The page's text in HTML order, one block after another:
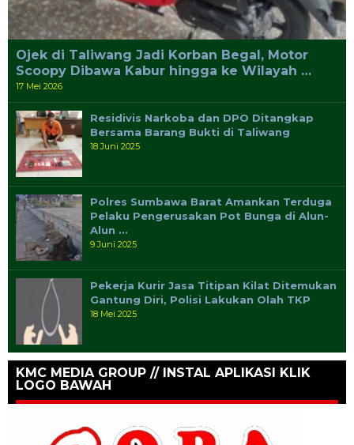
Ojek di Taliwang Jadi Korban Begal, Motor
Scoopy Dibawa Kabur hingga ke Wilayah …
17 Mei 2026
Residivis Narkoba dan DPO Ditangkap
Bersama Barang Bukti di Taliwang
18 Juni 2025
Polres Sumbawa Barat Amankan Terduga
Pelaku Pengerusakan Pot Bunga di Alun-
Alun …
9 Juni 2025
Pekerja Kurir Jasa Titipan Kilat Ditemukan
Gantung Diri, Polisi Lakukan Olah TKP
18 Mei 2025
KMC MEDIA GROUP // INSTAL APLIKASI KLIK
LOGO BAWAH